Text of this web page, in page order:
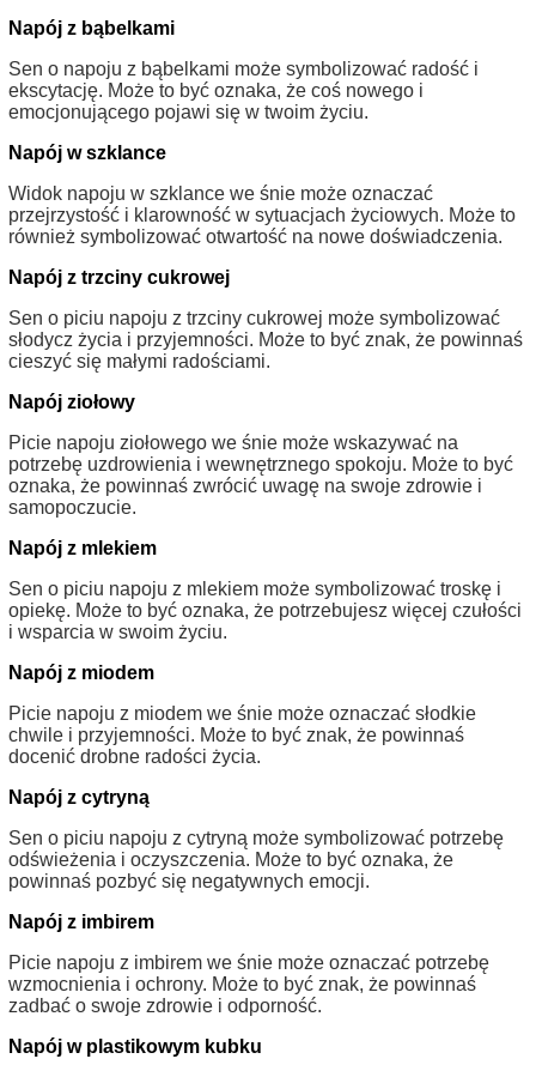
Napój z bąbelkami
Sen o napoju z bąbelkami może symbolizować radość i
ekscytację. Może to być oznaka, że coś nowego i
emocjonującego pojawi się w twoim życiu.
Napój w szklance
Widok napoju w szklance we śnie może oznaczać
przejrzystość i klarowność w sytuacjach życiowych. Może to
również symbolizować otwartość na nowe doświadczenia.
Napój z trzciny cukrowej
Sen o piciu napoju z trzciny cukrowej może symbolizować
słodycz życia i przyjemności. Może to być znak, że powinnaś
cieszyć się małymi radościami.
Napój ziołowy
Picie napoju ziołowego we śnie może wskazywać na
potrzebę uzdrowienia i wewnętrznego spokoju. Może to być
oznaka, że powinnaś zwrócić uwagę na swoje zdrowie i
samopoczucie.
Napój z mlekiem
Sen o piciu napoju z mlekiem może symbolizować troskę i
opiekę. Może to być oznaka, że potrzebujesz więcej czułości
i wsparcia w swoim życiu.
Napój z miodem
Picie napoju z miodem we śnie może oznaczać słodkie
chwile i przyjemności. Może to być znak, że powinnaś
docenić drobne radości życia.
Napój z cytryną
Sen o piciu napoju z cytryną może symbolizować potrzebę
odświeżenia i oczyszczenia. Może to być oznaka, że
powinnaś pozbyć się negatywnych emocji.
Napój z imbirem
Picie napoju z imbirem we śnie może oznaczać potrzebę
wzmocnienia i ochrony. Może to być znak, że powinnaś
zadbać o swoje zdrowie i odporność.
Napój w plastikowym kubku